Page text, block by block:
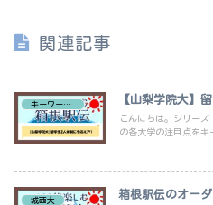
関連記事
キーワードで新チーム紹介 【山梨学院大】
こんにちは。シリー
の各大学の注目点をキ
城西大 箱根駅伝のオー